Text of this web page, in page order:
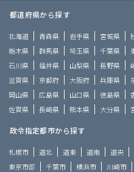
都道府県から探す
北海道 青森県 岩手県 宮城県
栃木県
群馬県 埼玉県 千葉県
石川県
福井県 山梨県 長野県
滋賀県
京都府 大阪府 兵庫県
岡山県
広島県 山口県 徳島県
佐賀県
長崎県 熊本県 大分県
政令指定都市から探す
札幌市 道北 道東 道南 道央
東京市部
千葉市 横浜市 川崎市